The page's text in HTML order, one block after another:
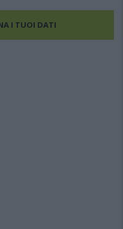
I TUOI DATI